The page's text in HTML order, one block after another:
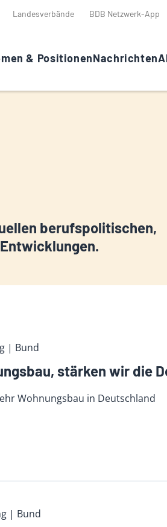
Landesverbände BDB Netzwerk-App
& PositionenNachrichten
berufspolitischen,
| Bund
stärken wir die
Wohnungsbau in Deutschland
| Bund